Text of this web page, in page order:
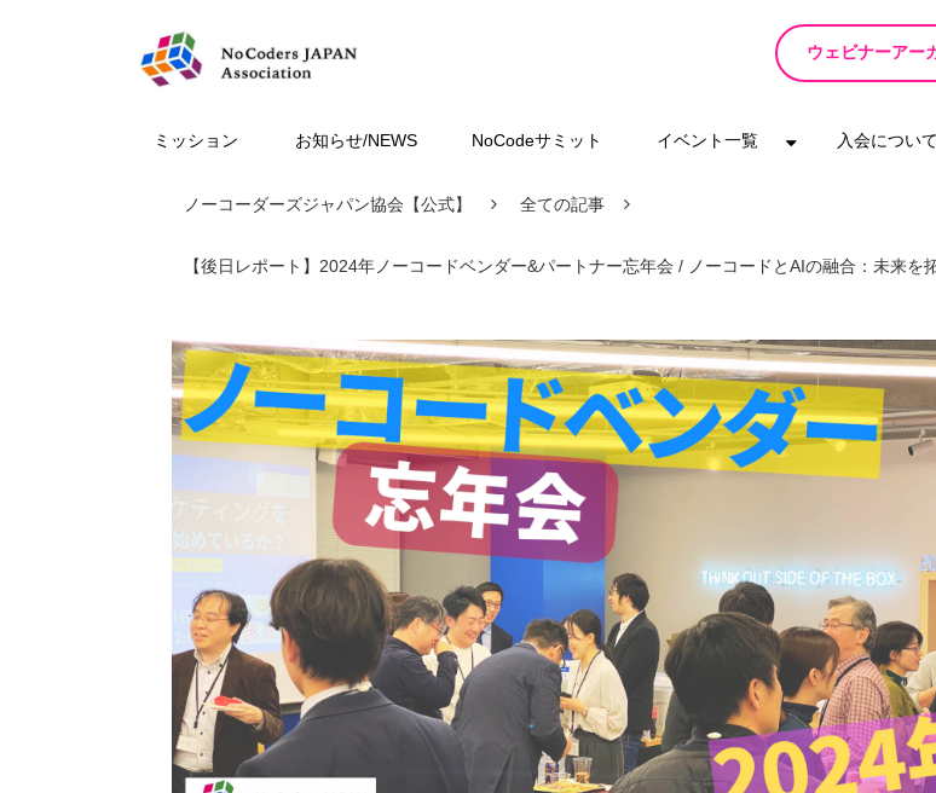
ウェビナーアー
ミッション お知らせ/NEWS NoCodeサミット イベント一覧 入会について
ノーコーダーズジャパン協会【公式】 全ての記事
【後日レポート】2024年ノーコードベンダー&パートナー忘年会 / ノーコードとAIの融合：未来を